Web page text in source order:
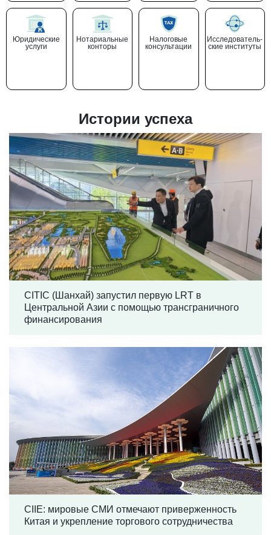
Юридические
услуги
Нотариальные
конторы
Налоговые
консультации
Исследователь-
ские институты
Истории успеха
CITIC (Шанхай) запустил первую LRT в
Центральной Азии с помощью трансграничного
финансирования
CIIE: мировые СМИ отмечают приверженность
Китая и укрепление торгового сотрудничества